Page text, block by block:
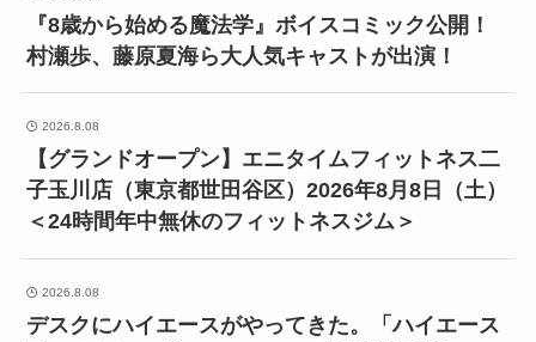
『8歳から始める魔法学』ボイスコミック公開！
村瀬歩、藤原夏海ら大人気キャストが出演！
2026.8.08
【グランドオープン】エニタイムフィットネス二
子玉川店（東京都世田谷区）2026年8月8日（土）
＜24時間年中無休のフィットネスジム＞
2026.8.08
デスクにハイエースがやってきた。「ハイエース